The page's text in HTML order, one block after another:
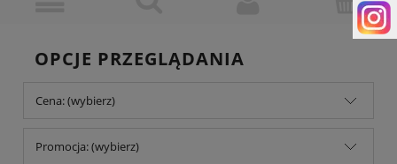
OPCJE PRZEGLĄDANIA
Cena: (wybierz)
Promocja: (wybierz)